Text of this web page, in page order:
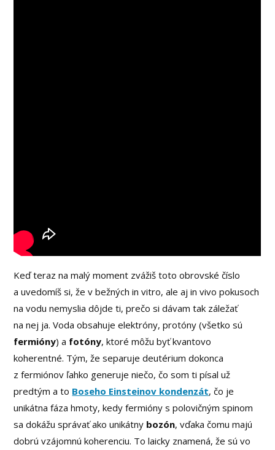
Keď teraz na malý moment zvážiš toto obrovské číslo
a uvedomíš si, že v bežných in vitro, ale aj in vivo pokusoch
na vodu nemyslia dôjde ti, prečo si dávam tak záležať
na nej ja. Voda obsahuje elektróny, protóny (všetko sú
fermióny) a fotóny, ktoré môžu byť kvantovo
koherentné. Tým, že separuje deutérium dokonca
z fermiónov ľahko generuje niečo, čo som ti písal už
predtým a to Boseho Einsteinov kondenzát, čo je
unikátna fáza hmoty, kedy fermióny s polovičným spinom
sa dokážu správať ako unikátny bozón, vďaka čomu majú
dobrú vzájomnú koherenciu. To laicky znamená, že sú vo